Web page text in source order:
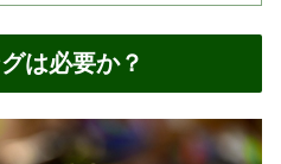
は必要か？